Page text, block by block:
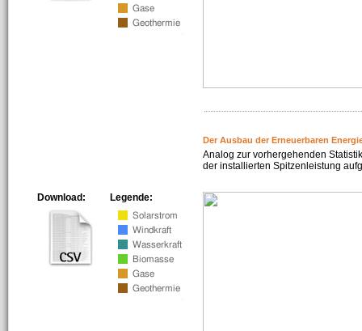
Der Ausbau der Erneuerbaren
Analog zur vorhergehenden
der installierten Spitzenleistung
Legende:
Download: